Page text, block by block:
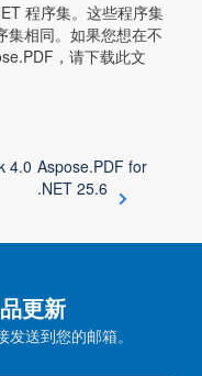
程序集。这些程序集
集相同。如果您想在不
，请下载此文
4.0 Aspose.PDF for
.NET 25.6
更新
送到您的邮箱。